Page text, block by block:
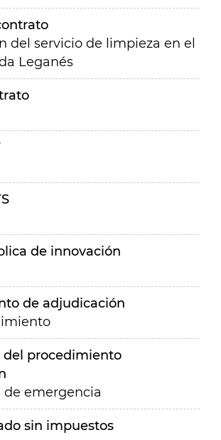
del servicio de limpieza en el
Leganés
de innovación
de adjudicación
del procedimiento
emergencia
sin impuestos